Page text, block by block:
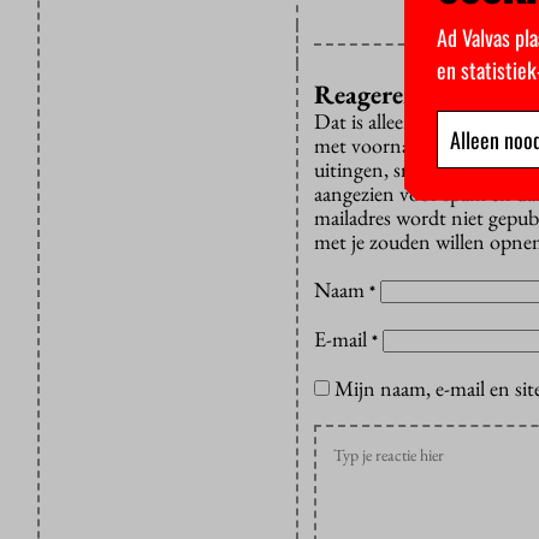
Reageren?
Dat is alleen mogelijk met
met voornaam of initiaal
uitingen, smaad, schelden
aangezien voor spam en
mailadres wordt niet
met je zouden willen
Naam *
E-mail *
Mijn naam, e-mail en
Ad Valvas
en
Alleen